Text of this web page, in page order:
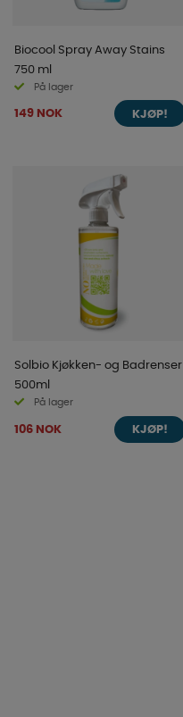
Biocool Spray Away Stains
750 ml
På lager
149 NOK KJØP!
Solbio Kjøkken- og Badrenser
500ml
På lager
106 NOK KJØP!